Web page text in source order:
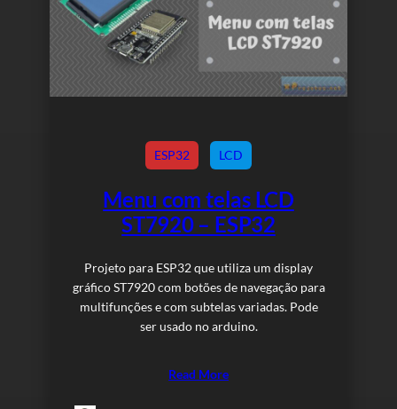
ESP32 LCD
Menu com telas LCD
ST7920 – ESP32
Projeto para ESP32 que utiliza um display
gráfico ST7920 com botões de navegação para
multifunções e com subtelas variadas. Pode
ser usado no arduino.
Read More